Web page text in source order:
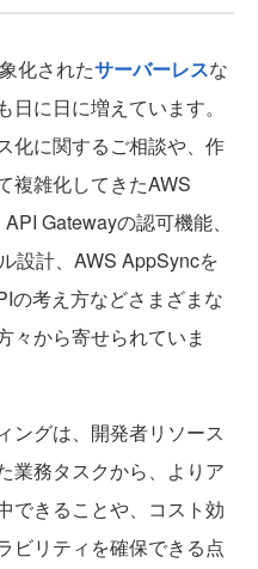
化されたサーバーレスな
に日に増えています。
化に関するご相談や、作
複雑化してきたAWS
Gatewayの認可機能、
設計、AWS AppSyncを
の考え方などさまざまな
々から寄せられていま
ングは、開発者リソース
業務タスクから、よりア
できることや、コスト効
ビリティを確保できる点